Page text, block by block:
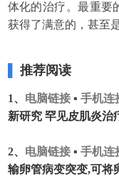
体化的治疗。最重要
获得了满意的，甚至
推荐阅读
1、 电脑链接 ▪ 手机连
新研究 罕见皮肌炎治
2、 电脑链接 ▪ 手机连
输卵管病变突变,可将